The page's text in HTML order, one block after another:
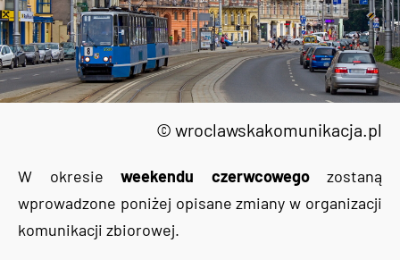
© wroclawskakomunikacja.pl
W okresie weekendu czerwcowegozostaną
wprowadzone poniżej opisane zmiany w organizacji
komunikacji zbiorowej.